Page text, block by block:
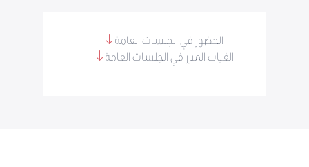
الحضور في الجلسات العامة
الغياب المبرر في الجلسات العامة